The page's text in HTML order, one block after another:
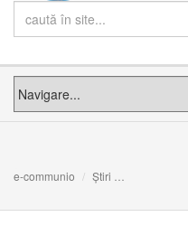
e-communio Știri